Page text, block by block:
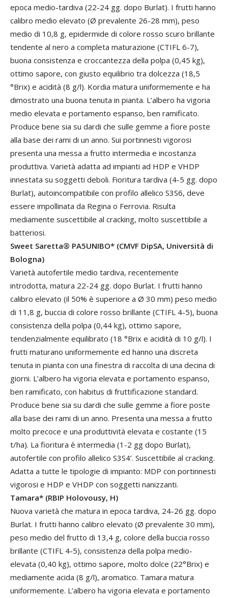
epoca medio-tardiva (22-24 gg. dopo Burlat). I frutti hanno
calibro medio elevato (Ø prevalente 26-28 mm), peso
medio di 10,8 g, epidermide di colore rosso scuro brillante
tendente al nero a completa maturazione (CTIFL 6-7),
buona consistenza e croccantezza della polpa (0,45 kg),
ottimo sapore, con giusto equilibrio tra dolcezza (18,5
°Brix) e acidità (8 g/l). Kordia matura uniformemente e ha
dimostrato una buona tenuta in pianta. L’albero ha vigoria
medio elevata e portamento espanso, ben ramificato.
Produce bene sia su dardi che sulle gemme a fiore poste
alla base dei rami di un anno. Sui portinnesti vigorosi
presenta una messa a frutto intermedia e incostanza
produttiva. Varietà adatta ad impianti ad HDP e VHDP
innestata su soggetti deboli. Fioritura tardiva (4-5 gg. dopo
Burlat), autoincompatibile con profilo allelico S3S6, deve
essere impollinata da Regina o Ferrovia. Risulta
mediamente suscettibile al cracking, molto suscettibile a
batteriosi.
Sweet Saretta® PA5UNIBO* (CMVF DipSA, Università di
Bologna)
Varietà autofertile medio tardiva, recentemente
introdotta, matura 22-24 gg. dopo Burlat. I frutti hanno
calibro elevato (il 50% è superiore a Ø 30 mm) peso medio
di 11,8 g, buccia di colore rosso brillante (CTIFL 4-5), buona
consistenza della polpa (0,44 kg), ottimo sapore,
tendenzialmente equilibrato (18 °Brix e acidità di 10 g/l). I
frutti maturano uniformemente ed hanno una discreta
tenuta in pianta con una finestra di raccolta di una decina di
giorni. L’albero ha vigoria elevata e portamento espanso,
ben ramificato, con habitus di fruttificazione standard.
Produce bene sia su dardi che sulle gemme a fiore poste
alla base dei rami di un anno. Presenta una messa a frutto
molto precoce e una produttività elevata e costante (15
t/ha). La fioritura è intermedia (1-2 gg dopo Burlat),
autofertile con profilo allelico S3S4’. Suscettibile al cracking.
Adatta a tutte le tipologie di impianto: MDP con portinnesti
vigorosi e HDP e VHDP con soggetti nanizzanti.
Tamara* (RBIP Holovousy, H)
Nuova varietà che matura in epoca tardiva, 24-26 gg. dopo
Burlat. I frutti hanno calibro elevato (Ø prevalente 30 mm),
peso medio del frutto di 13,4 g, colore della buccia rosso
brillante (CTIFL 4-5), consistenza della polpa medio-
elevata (0,40 kg), ottimo sapore, molto dolce (22°Brix) e
mediamente acida (8 g/l), aromatico. Tamara matura
uniformemente. L’albero ha vigoria elevata e portamento